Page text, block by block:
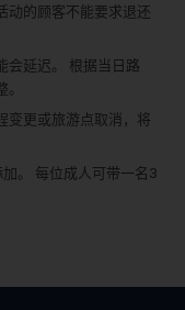
动的顾客不能要求退还
会延迟。 根据当日路
变更或旅游点取消，将
。
每位成人可带一名3